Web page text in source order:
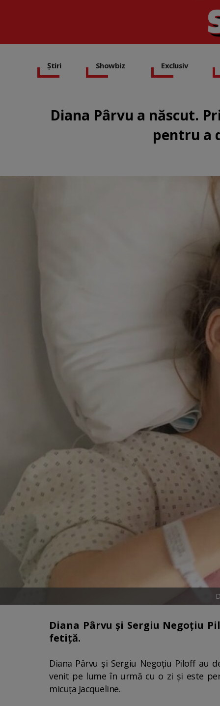
Știri Showbiz Exclusiv
Diana Pârvu a născut.
pentru a
Diana Pârvu și Sergiu Negoțiu
fetiță.
Diana Pârvu și Sergiu Negoțiu Piloff
venit pe lume în urmă cu o zi și este
micuța Jacqueline.